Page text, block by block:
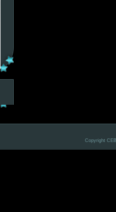
Copyright